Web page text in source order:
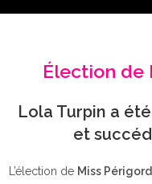
Élection de
Lola Turpin a
et
L’élection de Miss